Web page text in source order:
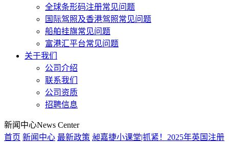
全球条形码注册常见问题
国际驾照及香港驾照常见问题
船舶挂旗常见问题
富港汇平台常见问题
关于我们
公司介绍
联系我们
公司资质
招聘信息
新闻中心News Center
首页 新闻中心 最新政策 昶嘉捷小课堂|抓紧！2025年英国注册